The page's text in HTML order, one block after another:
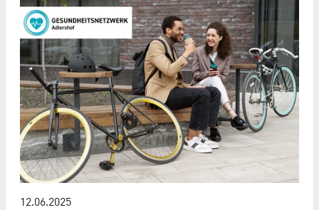
12.06.2025